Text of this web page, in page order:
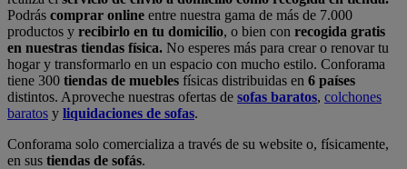
Podrás comprar online entre nuestra gama de más de 7.000
productos y recibirlo en tu domicilio, o bien con recogida gratis
en nuestras tiendas física. No esperes más para crear o renovar tu
hogar y transformarlo en un espacio con mucho estilo. Conforama
tiene 300 tiendas de muebles físicas distribuidas en 6 países
distintos. Aproveche nuestras ofertas de sofas baratos, colchones
baratos y liquidaciones de sofas.
Conforama solo comercializa a través de su website o, físicamente,
en sus tiendas de sofás.